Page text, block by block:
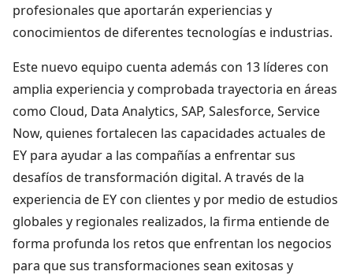
profesionales que aportarán experiencias y
conocimientos de diferentes tecnologías e industrias.
Este nuevo equipo cuenta además con 13 líderes con
amplia experiencia y comprobada trayectoria en áreas
como Cloud, Data Analytics, SAP, Salesforce, Service
Now, quienes fortalecen las capacidades actuales de
EY para ayudar a las compañías a enfrentar sus
desafíos de transformación digital. A través de la
experiencia de EY con clientes y por medio de estudios
globales y regionales realizados, la firma entiende de
forma profunda los retos que enfrentan los negocios
para que sus transformaciones sean exitosas y